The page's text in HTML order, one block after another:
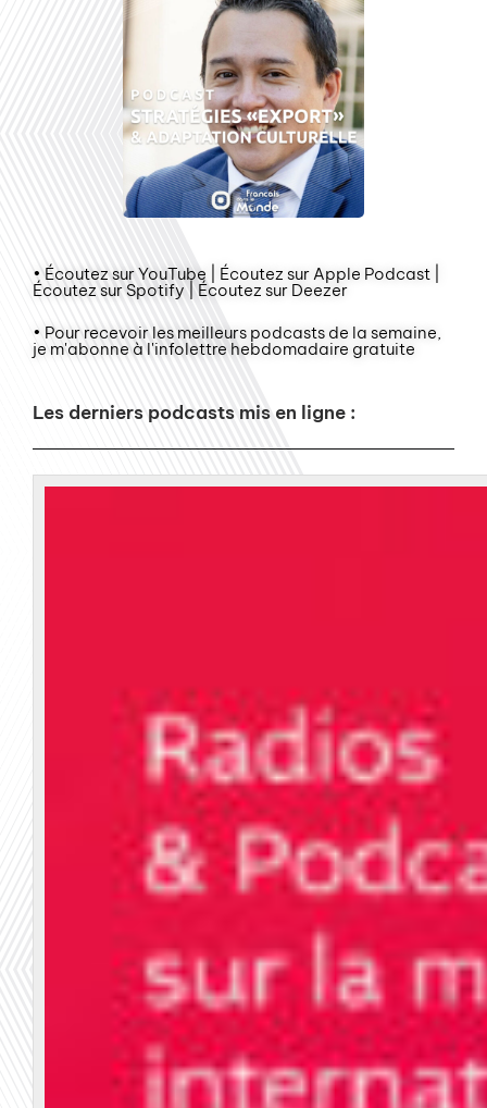
• Écoutez sur YouTube | Écoutez sur Apple Podcast |
Écoutez sur Spotify | Écoutez sur Deezer
• Pour recevoir les meilleurs podcasts de la semaine,
je m'abonne à l'infolettre hebdomadaire gratuite
Les derniers podcasts mis en ligne :